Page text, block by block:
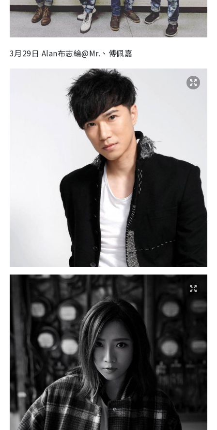
3月29日 Alan布志綸@Mr.、傅佩嘉